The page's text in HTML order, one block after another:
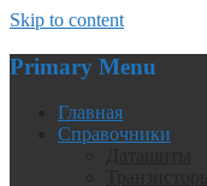
Skip to content
Primary Menu
Главная
Справочники